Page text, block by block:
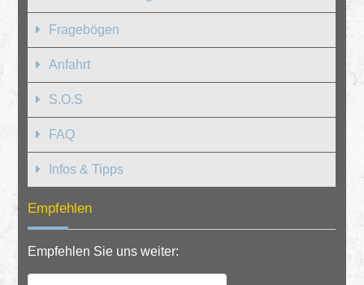
Fragebögen
Anfahrt
S.O.S
FAQ
Infos & Tipps
Empfehlen
Empfehlen Sie uns weiter: